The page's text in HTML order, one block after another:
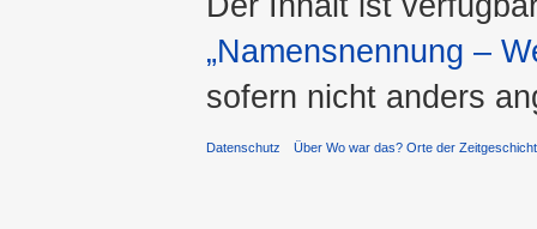
„Namensnennung –
sofern nicht anders
Datenschutz Über Wo war das? Orte der